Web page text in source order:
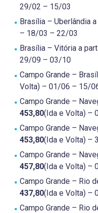
29/02 – 15/03
Brasília – Uberlândia
– 18/03 – 22/03
Brasília – Vitória a
29/09 – 03/10
Campo Grande –
Volta) – 01/06 – 15/
Campo Grande –
453,80(Ida e Volta) –
Campo Grande –
453,80(Ida e Volta) –
Campo Grande –
457,80(Ida e Volta) –
Campo Grande – Rio
437,80(Ida e Volta) –
Campo Grande – Rio